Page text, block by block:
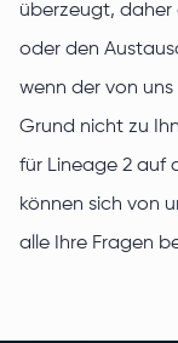
überzeugt, daher
oder den
wenn der von
Grund nicht zu
für Lineage 2 auf
können sich von
alle Ihre Fragen